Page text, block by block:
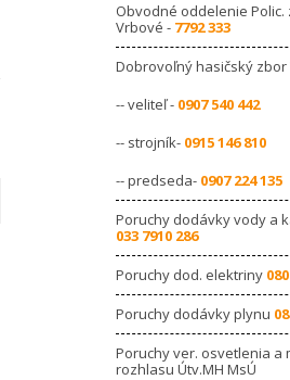
Obvodné oddelenie Polic.
Vrbové - 7792 333
Dobrovoľný hasičský zbor
-- veliteľ - 0907 540 442
-- strojník- 0915 146 810
-- predseda- 0907 224 135
Poruchy dodávky vody a
033 7910 286
Poruchy dod. elektriny
Poruchy dodávky plynu
Poruchy ver. osvetlenia a
rozhlasu Útv.MH MsÚ